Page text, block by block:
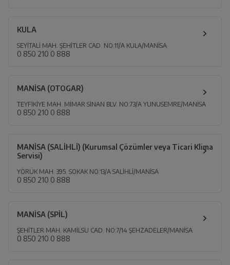
KULA
SEYİTALİ MAH. ŞEHİTLER CAD. NO:11/A KULA/MANİSA
0 850 210 0 888
MANİSA (OTOGAR)
TEYFİKİYE MAH. MİMAR SİNAN BLV. NO:73/A YUNUSEMRE/MANİSA
0 850 210 0 888
MANİSA (SALİHLİ) (Kurumsal Çözümler veya Ticari Klima
Servisi)
YÖRÜK MAH. 395. SOKAK NO:13/A SALİHLİ/MANİSA
0 850 210 0 888
MANİSA (SPİL)
ŞEHİTLER MAH. KAMİLSU CAD. NO:7/14 ŞEHZADELER/MANİSA
0 850 210 0 888